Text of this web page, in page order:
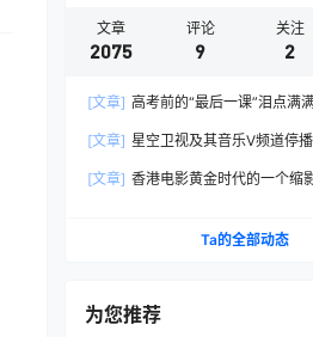
文章
2075
评论
9
关注
2
[文章] 高考前的“最后一课”泪点满
高考！
[文章] 星空卫视及其音乐V频道停
[文章] 香港电影黄金时代的一个缩
Ta的全部动态
为您推荐